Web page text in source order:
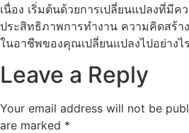
เนื่อง เริ่มต้นด้วยการเปลี่ยนแปลงที่มี
ประสิทธิภาพการทำงาน ความคิดสร้า
ในอาชีพของคุณเปลี่ยนแปลงไปอย่างไร
Leave a Reply
Your email address will not be
are marked *